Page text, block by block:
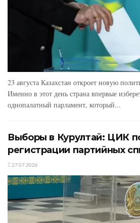
23 августа Казахстан откроет новую
Именно в этот день страна впервые
однопалатный парламент, который...
Выборы в Курултай: ЦИК
регистрации партийных
27.07.2026